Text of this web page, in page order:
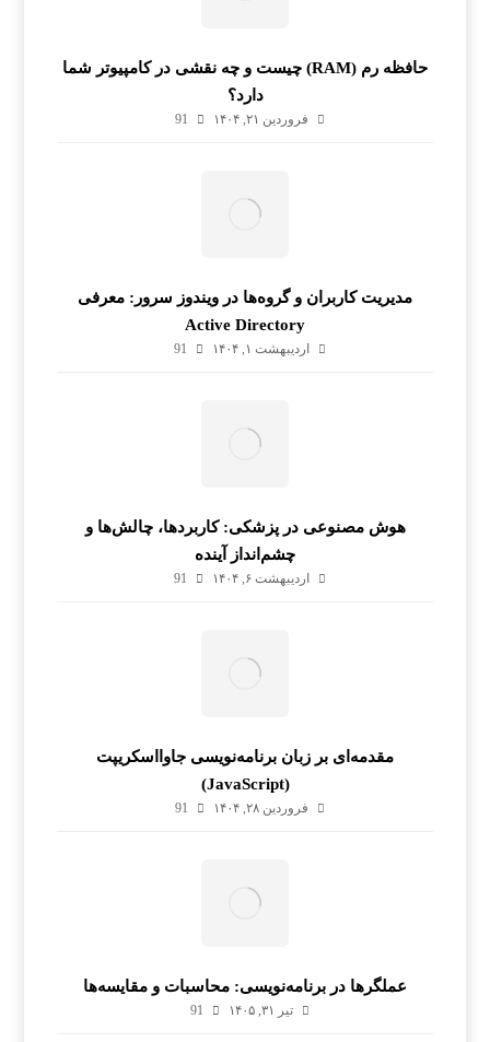
حافظه رم (RAM) چیست و چه نقشی در کامپیوتر شما
دارد؟
فروردین ۲۱, ۱۴۰۴ 91
مدیریت کاربران و گروه‌ها در ویندوز سرور: معرفی
Active Directory
اردیبهشت ۱, ۱۴۰۴ 91
هوش مصنوعی در پزشکی: کاربردها، چالش‌ها و
چشم‌انداز آینده
اردیبهشت ۶, ۱۴۰۴ 91
مقدمه‌ای بر زبان برنامه‌نویسی جاوااسکریپت
(JavaScript)
فروردین ۲۸, ۱۴۰۴ 91
عملگرها در برنامه‌نویسی: محاسبات و مقایسه‌ها
تیر ۳۱, ۱۴۰۵ 91